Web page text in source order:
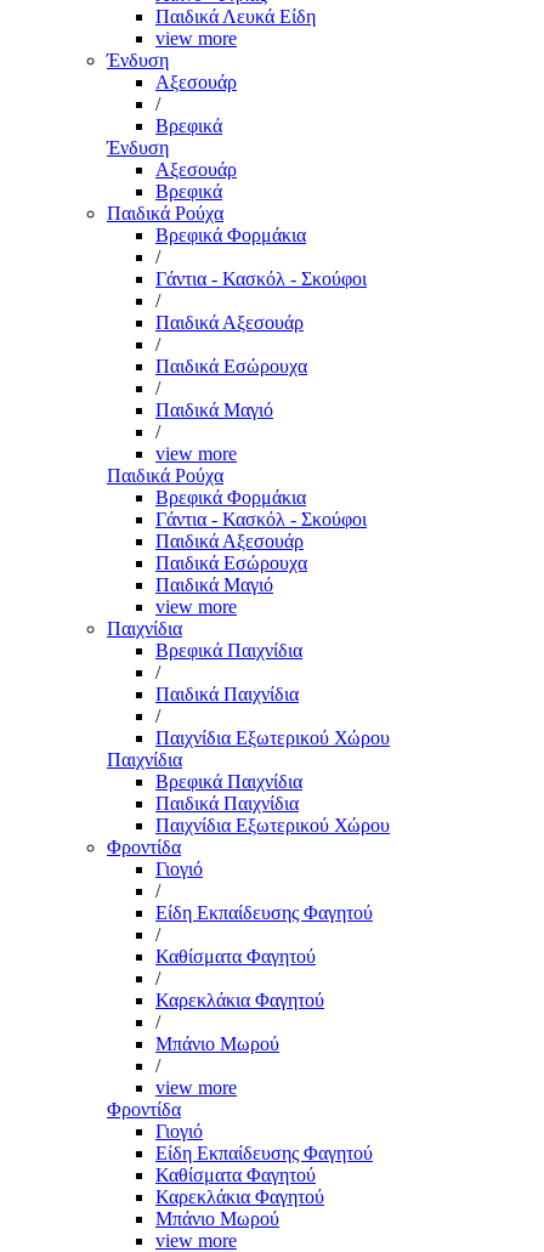
Παιδικά Λευκά Είδη
view more
Ένδυση
Αξεσουάρ
/
Βρεφικά
Ένδυση
Αξεσουάρ
Βρεφικά
Παιδικά Ρούχα
Βρεφικά Φορμάκια
/
Γάντια - Κασκόλ - Σκούφοι
/
Παιδικά Αξεσουάρ
/
Παιδικά Εσώρουχα
/
Παιδικά Μαγιό
/
view more
Παιδικά Ρούχα
Βρεφικά Φορμάκια
Γάντια - Κασκόλ - Σκούφοι
Παιδικά Αξεσουάρ
Παιδικά Εσώρουχα
Παιδικά Μαγιό
view more
Παιχνίδια
Βρεφικά Παιχνίδια
/
Παιδικά Παιχνίδια
/
Παιχνίδια Εξωτερικού Χώρου
Παιχνίδια
Βρεφικά Παιχνίδια
Παιδικά Παιχνίδια
Παιχνίδια Εξωτερικού Χώρου
Φροντίδα
Γιογιό
/
Είδη Εκπαίδευσης Φαγητού
/
Καθίσματα Φαγητού
/
Καρεκλάκια Φαγητού
/
Μπάνιο Μωρού
/
view more
Φροντίδα
Γιογιό
Είδη Εκπαίδευσης Φαγητού
Καθίσματα Φαγητού
Καρεκλάκια Φαγητού
Μπάνιο Μωρού
view more